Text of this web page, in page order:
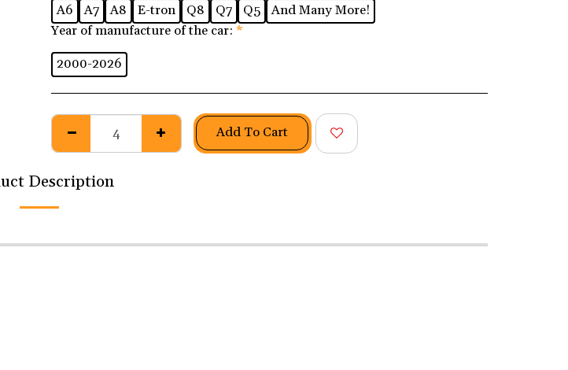
A6
A7 A8 E-tron Q8 Q7 Q5
And Many More!
Year of manufacture of the car: *
2000-2026
Add To Cart
Description